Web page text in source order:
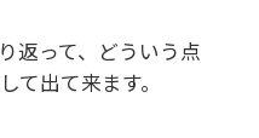
返って、どういう点
出て来ます。